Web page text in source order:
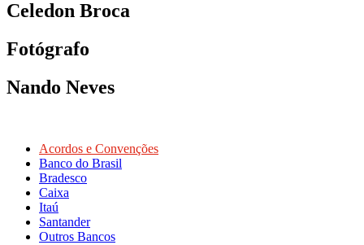
Celedon Broca
Fotógrafo
Nando Neves
Acordos e Convenções
Banco do Brasil
Bradesco
Caixa
Itaú
Santander
Outros Bancos